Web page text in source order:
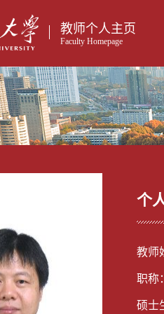
教师个人主页
Faculty Homepage
个
教师
职称
硕士